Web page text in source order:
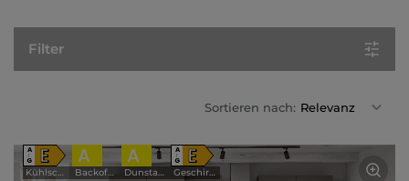
Filter
Sortieren nach: Relevanz
A
↑
G E
Kühlschrank
A
Backofen
A
Dunstabzugshaube
A
↑
G E
Geschirrspüler